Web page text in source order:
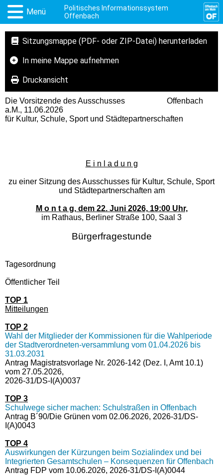
Menü
Politisches Informationssystem
Offenbach
Sitzungsmappe (PDF- oder ZIP-Datei) herunterladen
In meine Mappe aufnehmen
Druckansicht
Die Vorsitzende des Ausschusses Offenbach
a.M., 11.06.2026
für Kultur, Schule, Sport und Städtepartnerschaften
E i n l a d u n g
zu einer Sitzung des Ausschusses für Kultur, Schule, Sport
und Städtepartnerschaften am
M o n t a g, dem 22. Juni 2026, 19:00 Uhr,
im Rathaus, Berliner Straße 100, Saal 3
Bürgerfragestunde
Tagesordnung
Öffentlicher Teil
TOP 1
Mitteilungen
TOP 2
Wahl der Mitglieder der Kommissionen für die Wahlperiode
der Stadtverordneten-versammlung vom 01.04.2026 bis
31.03.2031
Antrag Magistratsvorlage Nr. 2026-142 (Dez. I, Amt 10.1)
vom 27.05.2026,
2026-31/DS-I(A)0037
TOP 3
Schulwege sicher machen: Schulstraßen in Offenbach
Antrag B´90/Die Grünen vom 02.06.2026, 2026-31/DS-
I(A)0043
TOP 4
Auswirkungen der Kürzungen beim Sozialindex und bei
Integrierten Gesamtschulen – Konsequenzen für Offenbach
Antrag FDP vom 10.06.2026, 2026-31/DS-I(A)0044